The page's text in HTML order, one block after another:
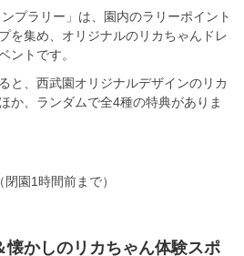
プラリー」は、園内のラリーポイント
を集め、オリジナルのリカちゃんドレ
ントです。
と、西武園オリジナルデザインのリカ
か、ランダムで全4種の特典がありま
園1時間前まで）
懐かしのリカちゃん体験スポ